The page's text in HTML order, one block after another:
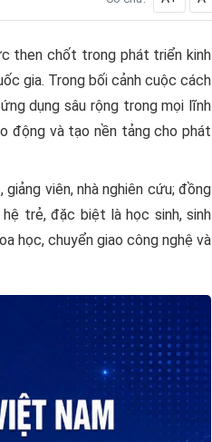
then chốt trong phát triển kinh
gia. Trong bối cảnh cuộc cách
dụng sâu rộng trong mọi lĩnh
động và tạo nền tảng cho phát
viên, nhà nghiên cứu; đồng
trẻ, đặc biệt là học sinh, sinh
học, chuyển giao công nghệ và